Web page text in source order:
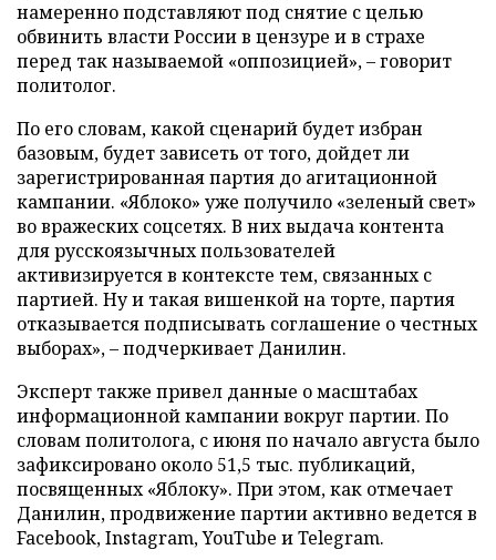
намеренно подставляют под снятие с целью
обвинить власти России в цензуре и в страхе
перед так называемой «оппозицией», – говорит
политолог.
По его словам, какой сценарий будет избран
базовым, будет зависеть от того, дойдет ли
зарегистрированная партия до агитационной
кампании. «Яблоко» уже получило «зеленый свет»
во вражеских соцсетях. В них выдача контента
для русскоязычных пользователей
активизируется в контексте тем, связанных с
партией. Ну и такая вишенкой на торте, партия
отказывается подписывать соглашение о честных
выборах», – подчеркивает Данилин.
Эксперт также привел данные о масштабах
информационной кампании вокруг партии. По
словам политолога, с июня по начало августа было
зафиксировано около 51,5 тыс. публикаций,
посвященных «Яблоку». При этом, как отмечает
Данилин, продвижение партии активно ведется в
Facebook, Instagram, YouTube и Telegram.